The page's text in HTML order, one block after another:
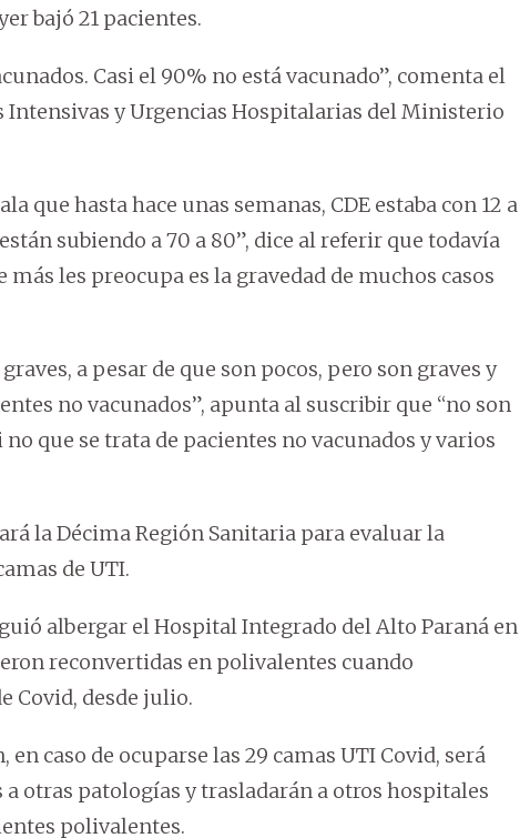
bajó 21 pacientes.
Casi el 90% no está vacunado”, comenta el
Intensivas y Urgencias Hospitalarias del Ministerio
que hasta hace unas semanas, CDE estaba con 12 a
subiendo a 70 a 80”, dice al referir que todavía
les preocupa es la gravedad de muchos casos
a pesar de que son pocos, pero son graves y
no vacunados”, apunta al suscribir que “no son
que se trata de pacientes no vacunados y varios
la Décima Región Sanitaria para evaluar la
de UTI.
albergar el Hospital Integrado del Alto Paraná en
reconvertidas en polivalentes cuando
Covid, desde julio.
caso de ocuparse las 29 camas UTI Covid, será
otras patologías y trasladarán a otros hospitales
polivalentes.